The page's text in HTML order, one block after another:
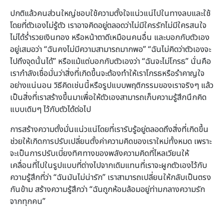
ปกติแล้วคนส่วนใหญ่ชอบใช้ความตั้งใจแน่วแน่ไปในทางลบและใช้
โดยที่ตัวเองไม่รู้ตัว เราอาจคิดอยู่ตลอดว่าไม่มีใครรักไม่มีใครสนใจ
ไม่ได้ร่ำรวยเงินทอง หรือหน้าตาดีเหมือนคนอื่น และบอกกับตัวเอง
อยู่เสมอว่า “ฉันคงไม่มีความสามารถมากพอ” “ฉันไม่คิดว่าตัวเองจะ
ไปถึงจุดนั้นได้” หรือแม้แต่บอกกับตัวเองว่า “ฉันจะไม่โกรธ” นั่นคือ
เรากำลังเชื่อมั่นว่าสิ่งที่เกิดขึ้นจะต้องทำให้เราโกรธหรือรำคาญใจ
อย่างแน่นอน วิธีคิดเช่นนี้หรือรูปแบบพฤติกรรมของเราจริงๆ แล้ว
เป็นสิ่งที่เราสร้างขึ้นมาเพื่อให้ตัวเองสามารถเก็บความรู้สึกนึกคิด
แบบเดิมๆ ไว้กับตัวได้ต่อไป
การสร้างความตั้งมั่นแน่วแน่โดยที่เรารับรู้อยู่ตลอดถึงสิ่งที่เกิดขึ้น
ช่วยให้เกิดการปรับเปลี่ยนตั้งค่าความคิดของเราใหม่ทั้งหมด เพราะ
จะเป็นการปรับเบี่ยงทิศทางของพลังความคิดที่ไหลเวียนให้
เคลื่อนที่ไปในรูปแบบที่ต่างไปจากเดิมแทนที่เราจะผูกตัวเองไว้กับ
ความรู้สึกที่ว่า “ฉันมันไม่น่ารัก” เราสามารถเปลี่ยนให้กลับเป็นตรง
กันข้าม สร้างความรู้สึกว่า “ฉันถูกห้อมล้อมอยู่ท่ามกลางความรัก
จากทุกคน”